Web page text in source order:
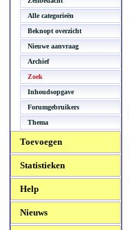
Alle categorieën
Beknopt overzicht
Nieuwe aanvraag
Archief
Zoek
Inhoudsopgave
Forumgebruikers
Thema
Toevoegen
Statistieken
Help
Nieuws